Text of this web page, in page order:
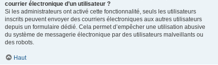
courrier électronique d’un utilisateur ?
Si les administrateurs ont activé cette fonctionnalité, seuls les utilisateurs
inscrits peuvent envoyer des courriers électroniques aux autres utilisateurs
depuis un formulaire dédié. Cela permet d’empêcher une utilisation abusive
du système de messagerie électronique par des utilisateurs malveillants ou
des robots.
Haut